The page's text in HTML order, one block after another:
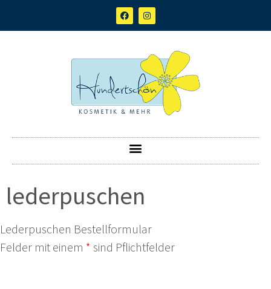
lederpuschen
Lederpuschen Bestellformular
Felder mit einem * sind Pflichtfelder